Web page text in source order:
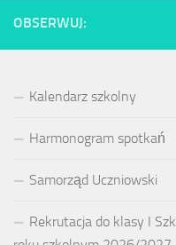
OBSERWUJ:
Kalendarz szkolny
Harmonogram spotkań
Samorząd Uczniowski
Rekrutacja do klasy I